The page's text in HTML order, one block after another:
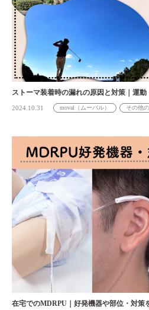
ストーマ装着時の漏れの原因と対策｜運動
2024.10.31 moval（ムーバル） その他
在宅でのMDRPU｜好発機器や部位・対策